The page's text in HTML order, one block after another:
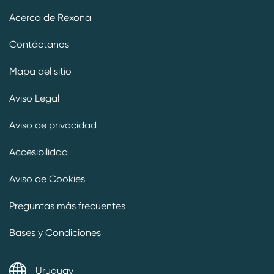
Acerca de Rexona
Contáctanos
Mapa del sitio
Aviso Legal
Aviso de privacidad
Accesibilidad
Aviso de Cookies
Preguntas más frecuentes
Bases y Condiciones
Uruguay